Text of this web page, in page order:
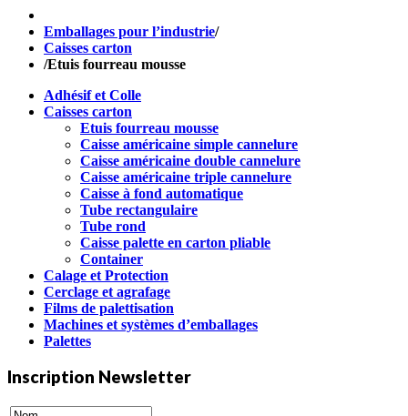
Emballages pour l’industrie/
Caisses carton
/Etuis fourreau mousse
Adhésif et Colle
Caisses carton
Etuis fourreau mousse
Caisse américaine simple cannelure
Caisse américaine double cannelure
Caisse américaine triple cannelure
Caisse à fond automatique
Tube rectangulaire
Tube rond
Caisse palette en carton pliable
Container
Calage et Protection
Cerclage et agrafage
Films de palettisation
Machines et systèmes d’emballages
Palettes
Inscription Newsletter